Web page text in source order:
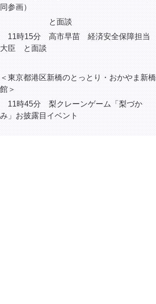
同参画）
と面談
11時15分 高市早苗 経済安全保障担当
大臣 と面談
＜東京都港区新橋のとっとり・おかやま新橋
館＞
11時45分 梨クレーンゲーム「梨づか
み」お披露目イベント